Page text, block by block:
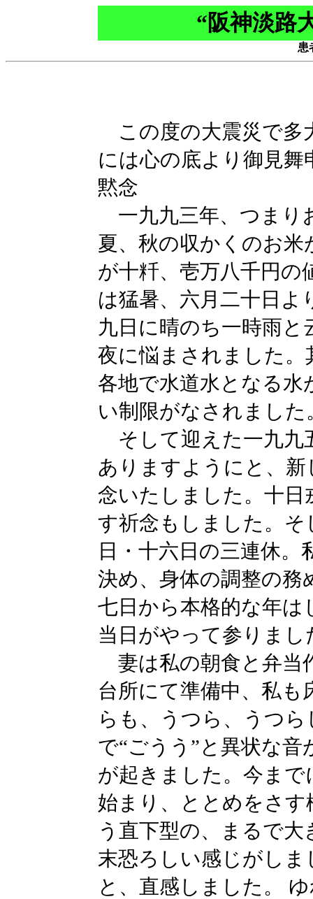
“阪神淡路
患
この度の大震災で多
には心の底より御見舞
黙念
一九九三年、つまり
夏、秋の収かくのお米
が十粁、壱万八千円の
は猛暑、六月二十日よ
九日に晴のち一時雨
夜に悩まされました。
各地で水道水となる
い制限がなされました
そして迎えた一九九
ありますようにと、
念いたしました。十
す祈念もしました。そ
日・十六日の三連休
決め、身体の調整の
七日から本格的な年
当日がやって参りまし
妻は私の朝食と弁当
台所にて準備中、私
らも、うつら、うつ
で“ごうう”と異状な
が起きました。今ま
始まり、ととめをさ
う直下型の、まるで
末恐ろしい感じがし
と、直感しました。